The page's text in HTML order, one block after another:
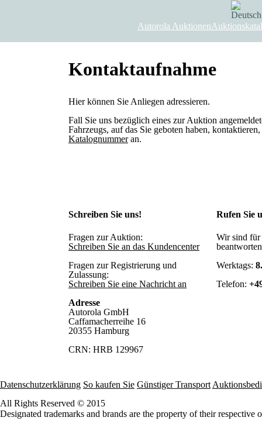
Deutsch
Autorola Auktionen
Kontaktaufnahme
Hier können Sie Anliegen adressieren.
Fall Sie uns bezüglich eines zur Auktion
Fahrzeugs, auf das Sie geboten haben,
Katalognummeran.
Schreiben Sie uns!
Fragen zur Auktion:
Schreiben Sie an das Kundencenter
Fragen zur Registrierung und
Zulassung:
Schreiben Sie eine Nachricht an
Adresse
Autorola GmbH
Caffamacherreihe 16
20355 Hamburg
CRN: HRB 129967
Rufen Sie
Wir sind für
Werktags:
Telefon:
Datenschutzerklärung So kaufen Sie Günstiger Transport
All Rights Reserved © 2015
Designated trademarks and brands are the property of their respective